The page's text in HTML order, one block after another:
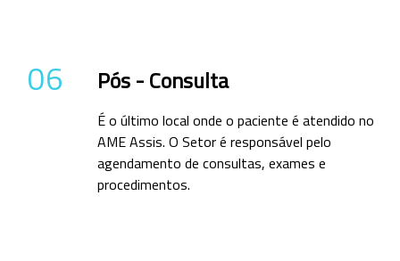
06 Pós - Consulta
É o último local onde o paciente é atendido no
AME Assis. O Setor é responsável pelo
agendamento de consultas, exames e
procedimentos.